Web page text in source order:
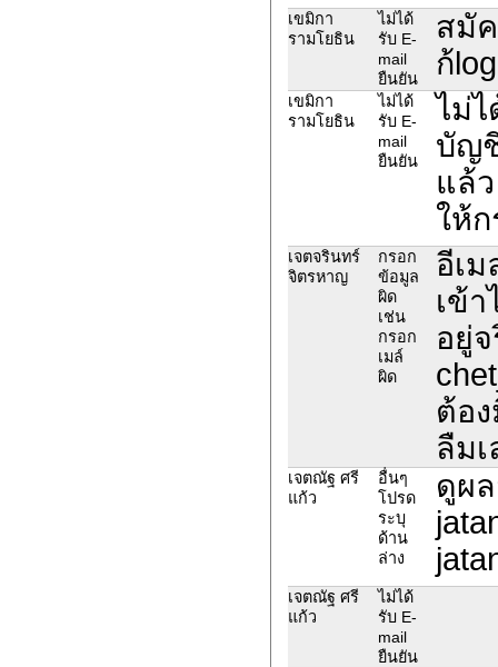
เขมิกา
รามโยธิน
ไม่ได้
รับ E-
mail
ยืนยัน
สมั
ก้
เขมิกา
รามโยธิน
ไม่ได้
รับ E-
mail
ยืนยัน
ไม่
บัญ
แล้
ให้
เจตจรินทร์
จิตรหาญ
กรอก
ข้อมูล
ผิด
เช่น
กรอก
เมล์
ผิด
อีเ
เข้
อยู่
ต้อ
ลืม
เจตณัฐ ศรี
แก้ว
อื่นๆ
โปรด
ระบุ
ด้าน
ล่าง
ดูผ
เจตณัฐ ศรี
แก้ว
ไม่ได้
รับ E-
mail
ยืนยัน